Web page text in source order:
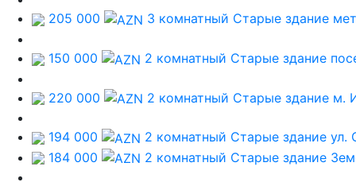
205 000 3 комнатный Старые здание
150 000 2 комнатный Старые здание
220 000 2 комнатный Старые здание м.
194 000 2 комнатный Старые здание ул.
184 000
2 комнатный Старые здание